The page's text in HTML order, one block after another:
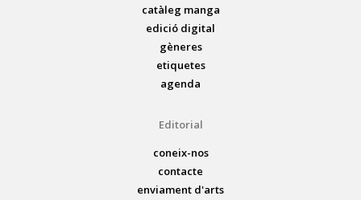
catàleg manga
edició digital
gèneres
etiquetes
agenda
Editorial
coneix-nos
contacte
enviament d'arts